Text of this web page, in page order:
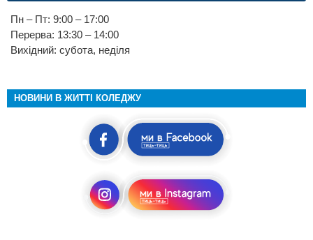
Пн – Пт: 9:00 – 17:00
Перерва: 13:30 – 14:00
Вихідний: субота, неділя
НОВИНИ В ЖИТТІ КОЛЕДЖУ